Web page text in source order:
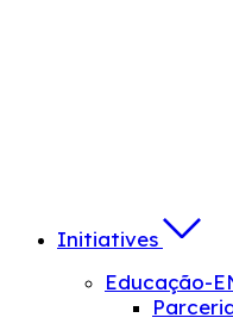
Initiatives
Educação-